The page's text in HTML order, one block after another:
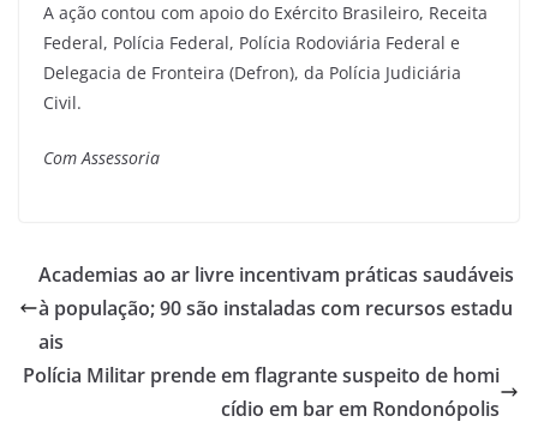
A ação contou com apoio do Exército Brasileiro, Receita
Federal, Polícia Federal, Polícia Rodoviária Federal e
Delegacia de Fronteira (Defron), da Polícia Judiciária
Civil.
Com Assessoria
Academias ao ar livre incentivam práticas saudáveis
à população; 90 são instaladas com recursos estadu
ais
Polícia Militar prende em flagrante suspeito de homi
cídio em bar em Rondonópolis